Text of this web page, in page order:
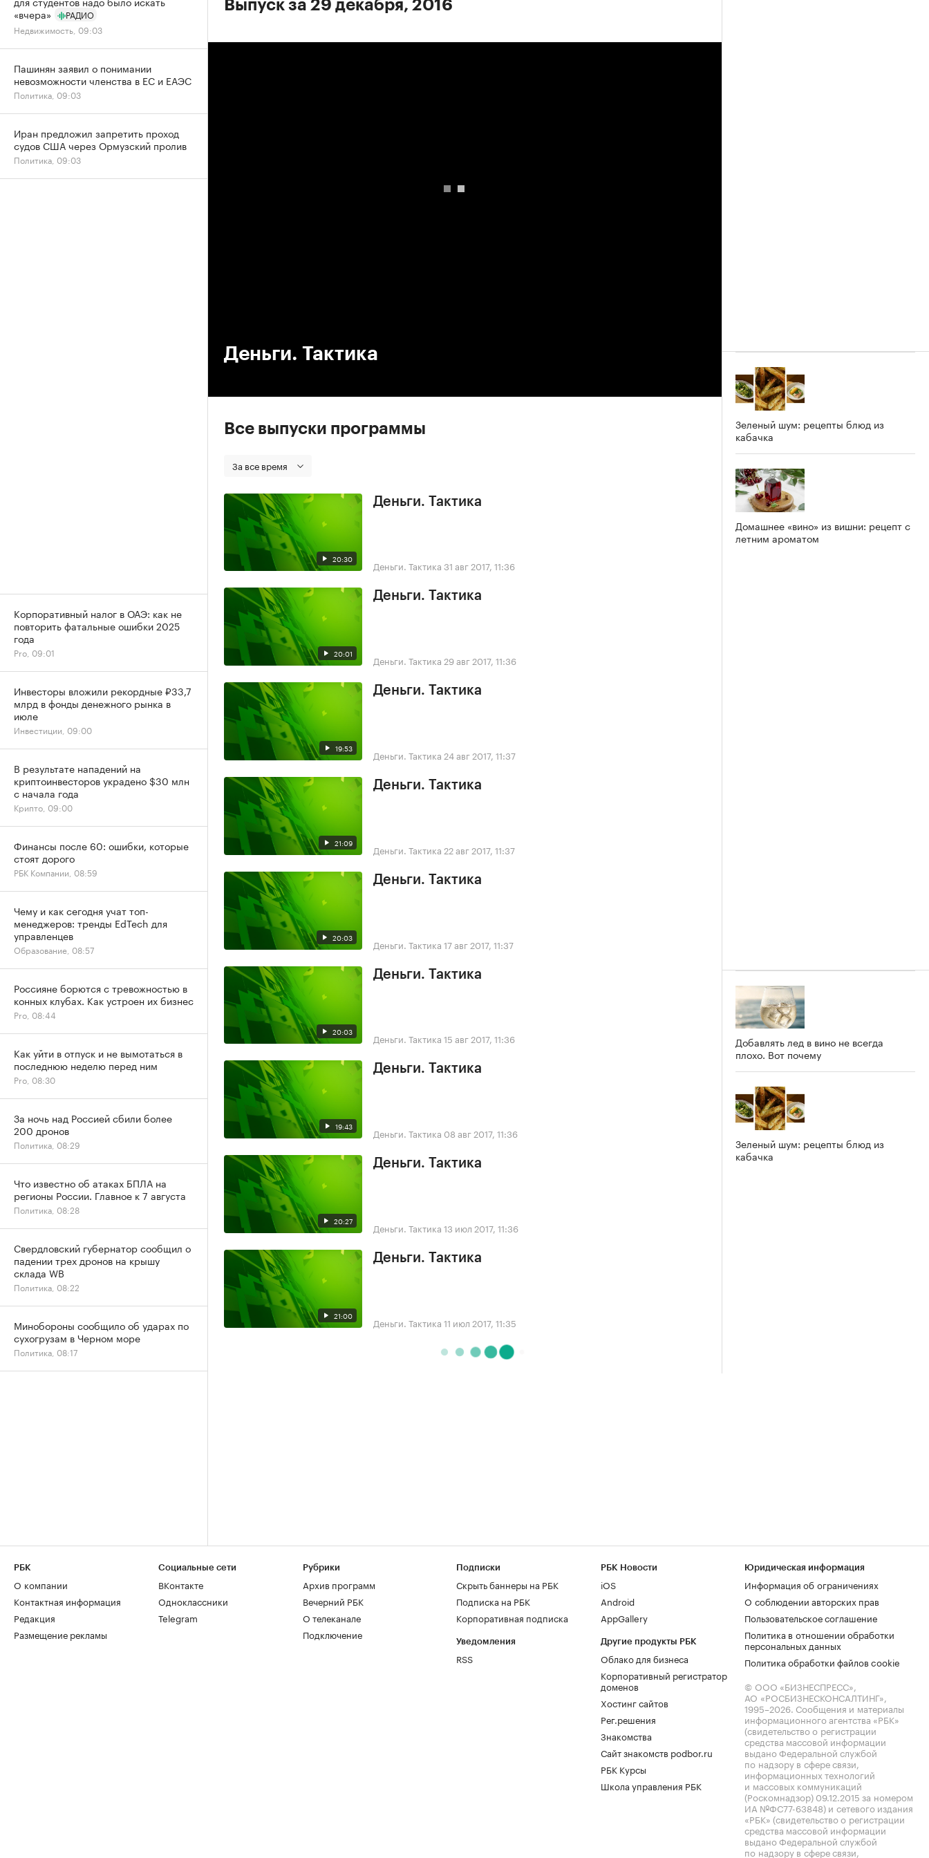
Выпуск за 29 декабря, 2016
Деньги. Тактика
Все выпуски программы
За все время
20:30
Деньги. Тактика
Деньги. Тактика 31 авг 2017, 11:36
20:01
Деньги. Тактика
Деньги. Тактика 29 авг 2017, 11:36
19:53
Деньги. Тактика
Деньги. Тактика 24 авг 2017, 11:37
21:09
Деньги. Тактика
Деньги. Тактика 22 авг 2017, 11:37
20:03
Деньги. Тактика
Деньги. Тактика 17 авг 2017, 11:37
20:03
Деньги. Тактика
Деньги. Тактика 15 авг 2017, 11:36
19:43
Деньги. Тактика
Деньги. Тактика 08 авг 2017, 11:36
20:27
Деньги. Тактика
Деньги. Тактика 13 июл 2017, 11:36
21:00
Деньги. Тактика
Деньги. Тактика 11 июл 2017, 11:35
Зеленый шум: рецепты блюд из
кабачка
Домашнее «вино» из вишни: рецепт с
летним ароматом
Добавлять лед в вино не всегда
плохо. Вот почему
Зеленый шум: рецепты блюд из
кабачка
«вчера»
РАДИО
Недвижимость, 09:03
Пашинян заявил о понимании
невозможности членства в ЕС и ЕАЭС
Политика, 09:03
Иран предложил запретить проход
судов США через Ормузский пролив
Политика, 09:03
Корпоративный налог в ОАЭ: как не
повторить фатальные ошибки 2025
года
Pro, 09:01
Инвесторы вложили рекордные ₽33,7
млрд в фонды денежного рынка в
июле
Инвестиции, 09:00
В результате нападений на
криптоинвесторов украдено $30 млн
с начала года
Крипто, 09:00
Финансы после 60: ошибки, которые
стоят дорого
РБК Компании, 08:59
Чему и как сегодня учат топ-
менеджеров: тренды EdTech для
управленцев
Образование, 08:57
Россияне борются с тревожностью в
конных клубах. Как устроен их бизнес
Pro, 08:44
Как уйти в отпуск и не вымотаться в
последнюю неделю перед ним
Pro, 08:30
За ночь над Россией сбили более
200 дронов
Политика, 08:29
Что известно об атаках БПЛА на
регионы России. Главное к 7 августа
Политика, 08:28
Свердловский губернатор сообщил о
падении трех дронов на крышу
склада WB
Политика, 08:22
Минобороны сообщило об ударах по
сухогрузам в Черном море
Политика, 08:17
РБК
О компании
Контактная информация
Редакция
Размещение рекламы
Социальные сети
ВКонтакте
Одноклассники
Telegram
Рубрики
Архив программ
Вечерний РБК
О телеканале
Подключение
Подписки
Скрыть баннеры на РБК
Подписка на РБК
Корпоративная подписка
Уведомления
RSS
РБК Новости
iOS
Android
AppGallery
Другие продукты РБК
Облако для бизнеса
Корпоративный регистратор
доменов
Хостинг сайтов
Рег.решения
Знакомства
Сайт знакомств podbor.ru
РБК Курсы
Школа управления РБК
Юридическая информация
Информация об ограничениях
О соблюдении авторских прав
Пользовательское соглашение
Политика в отношении обработки
персональных данных
Политика обработки файлов cookie
© ООО «БИЗНЕСПРЕСС»,
АО «РОСБИЗНЕСКОНСАЛТИНГ»,
1995–2026. Сообщения и материалы
информационного агентства «РБК»
(свидетельство о регистрации
средства массовой информации
выдано Федеральной службой
по надзору в сфере связи,
информационных технологий
и массовых коммуникаций
(Роскомнадзор) 09.12.2015 за номером
ИА №ФС77-63848) и сетевого издания
«РБК» (свидетельство о регистрации
средства массовой информации
выдано Федеральной службой
по надзору в сфере связи,